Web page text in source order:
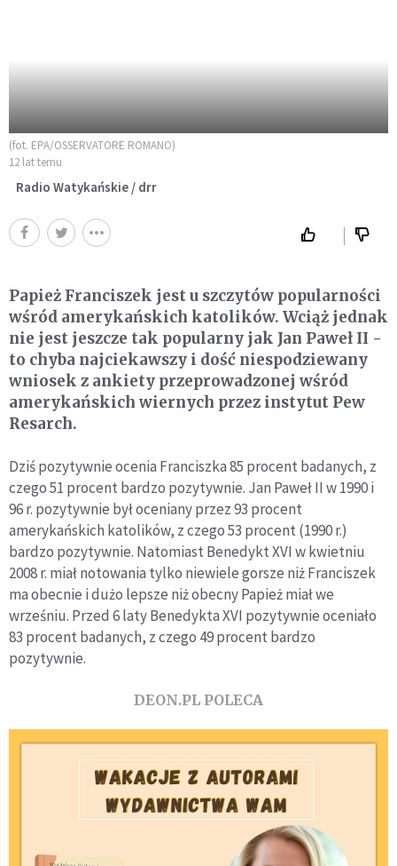
(fot. EPA/OSSERVATORE ROMANO)
12 lat temu
Radio Watykańskie / drr
Papież Franciszek jest u szczytów popularności
wśród amerykańskich katolików. Wciąż jednak
nie jest jeszcze tak popularny jak Jan Paweł II -
to chyba najciekawszy i dość niespodziewany
wniosek z ankiety przeprowadzonej wśród
amerykańskich wiernych przez instytut Pew
Resarch.
Dziś pozytywnie ocenia Franciszka 85 procent badanych, z
czego 51 procent bardzo pozytywnie. Jan Paweł II w 1990 i
96 r. pozytywnie był oceniany przez 93 procent
amerykańskich katolików, z czego 53 procent (1990 r.)
bardzo pozytywnie. Natomiast Benedykt XVI w kwietniu
2008 r. miał notowania tylko niewiele gorsze niż Franciszek
ma obecnie i dużo lepsze niż obecny Papież miał we
wrześniu. Przed 6 laty Benedykta XVI pozytywnie oceniało
83 procent badanych, z czego 49 procent bardzo
pozytywnie.
DEON.PL POLECA